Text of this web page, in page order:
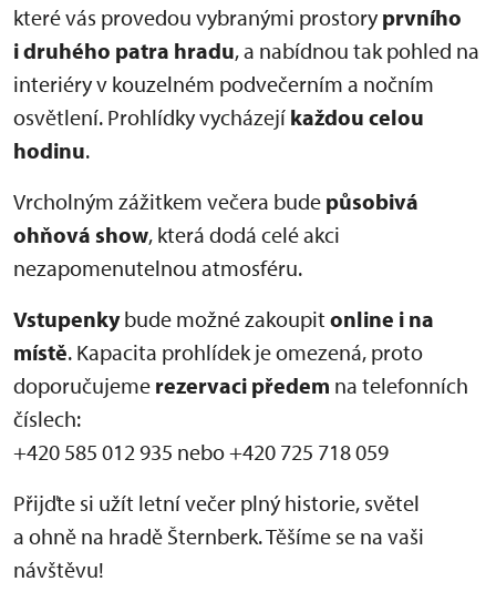
které vás provedou vybranými prostory prvního
i druhého patra hradu, a nabídnou tak pohled na
interiéry v kouzelném podvečerním a nočním
osvětlení. Prohlídky vycházejí každou celou
hodinu.
Vrcholným zážitkem večera bude působivá
ohňová show, která dodá celé akci
nezapomenutelnou atmosféru.
Vstupenkybude možné zakoupit online i na
místě. Kapacita prohlídek je omezená, proto
doporučujeme rezervaci předem na telefonních
číslech:
+420 585 012 935 nebo +420 725 718 059
Přijďte si užít letní večer plný historie, světel
a ohně na hradě Šternberk. Těšíme se na vaši
návštěvu!